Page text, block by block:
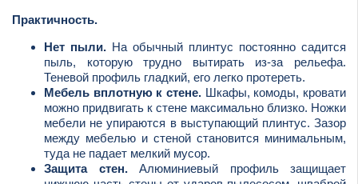
Практичность.
Нет пыли. На обычный плинтус постоянно садится
пыль, которую трудно вытирать из-за рельефа.
Теневой профиль гладкий, его легко протереть.
Мебель вплотную к стене. Шкафы, комоды, кровати
можно придвигать к стене максимально близко. Ножки
мебели не упираются в выступающий плинтус. Зазор
между мебелью и стеной становится минимальным,
туда не падает мелкий мусор.
Защита стен.Алюминиевый профиль защищает